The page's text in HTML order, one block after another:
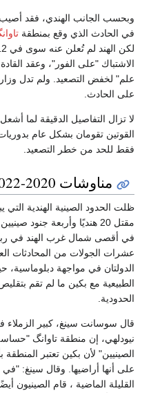
وبحسب الجانب الهندي، فقد
في الحادث الذي وقع بمنطقة
الاشتباك "على الفور"، وعقد
علم" لخفض التصعيد. ولم تدل
على الحادث.
لا تزال التفاصيل الدقيقة لما
القوتين تقومان بشكل عام
فقط للحد من خطر التصعيد.
مناوشات 2020-2022
مقتل 20 هنديًا وأربعة جنود صينيين في
عشرات الجولات من المحادثات
الدولتان في مواجهة دبلوماسية،
الطبيعية مع بكين ما لم تقم
الحدودية.
قال سوسانت سينغ، كبير
نيودلهي، إن منطقة تاوانگ "حساسة
الصينيين" لأن بكين تعتبر المنطقة
على أنها أراضيها. وقال سينغ: "في
القليلة الماضية ، قام الصينيون